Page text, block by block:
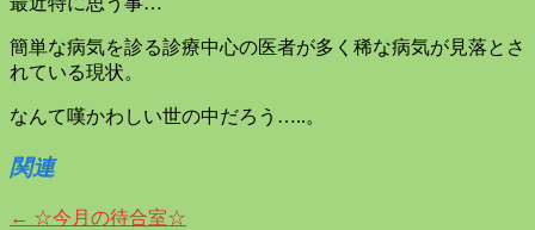
簡単な病気を診る診療中心の医者が多く稀な病気が見落とさ
れている現状。
なんて嘆かわしい世の中だろう…..。
関連
← ☆今月の待合室☆